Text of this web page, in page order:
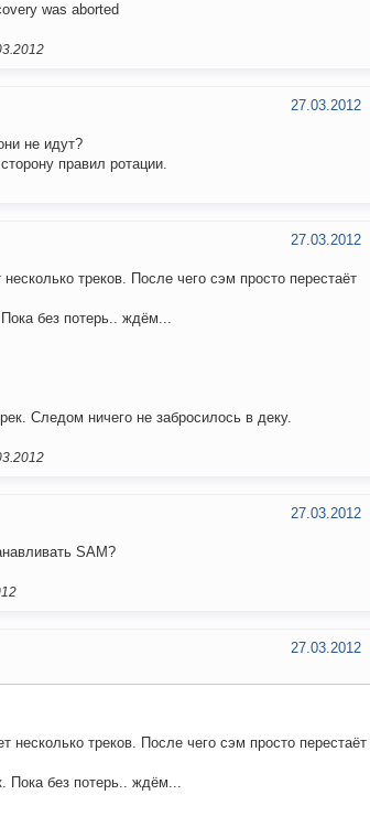
was aborted
27.03.2012
не идут?
правил ротации.
27.03.2012
треков. После чего сэм просто перестаёт
без потерь.. ждём...
Следом ничего не забросилось в деку.
27.03.2012
SAM?
27.03.2012
несколько треков. После чего сэм просто перестаёт
Пока без потерь.. ждём...